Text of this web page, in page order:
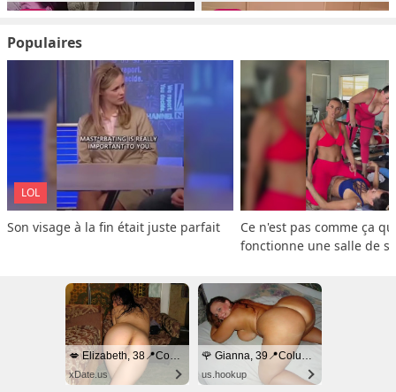
Populaires
LOL
Son visage à la fin était juste parfait
Ce n'est pas comme ça
fonctionne une salle de